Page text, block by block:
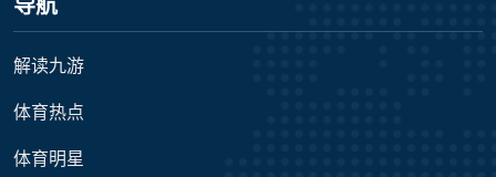
解读九游
体育热点
体育明星